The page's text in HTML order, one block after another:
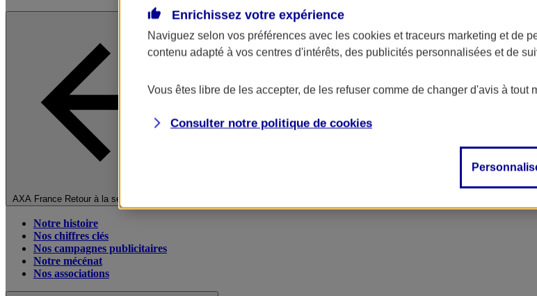
AXA France Retour à la section précédente
Notre histoire
Nos chiffres clés
Nos campagnes publicitaires
Notre mécénat
Nos associations
Enrichissez votre expérience
Naviguez selon vos préférences avec les cookies et traceurs marketing et de
contenu adapté à vos centres d'intérêts, des publicités personnalisées et de
Vous êtes libre de les accepter, de les refuser comme de changer d'avis à tout
Consulter notre politique de cookies